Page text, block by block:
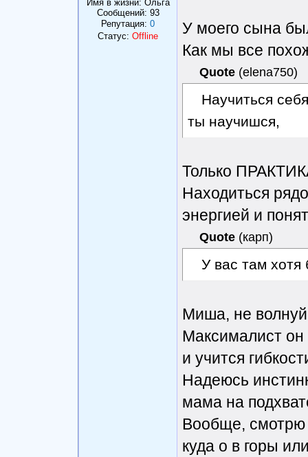
Имя в жизни: Ольга
Сообщений: 93
Репутация: 0
Статус: Offline
У моего сына
Как мы все
Quote (elena750)
Научиться
ты научишся,
Только
Находиться
энергией и
Quote (карп)
У вас там хотя
Миша, не
Максималист он
и учится
Надеюсь
мама на
Вообще, смотрю
куда о в горы